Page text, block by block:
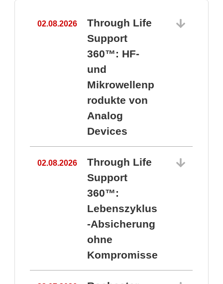
02.08.2026
Through Life
Support
360™: HF-
und
Mikrowellenp
rodukte von
Analog
Devices
02.08.2026
Through Life
Support
360™:
Lebenszyklus
-Absicherung
ohne
Kompromisse